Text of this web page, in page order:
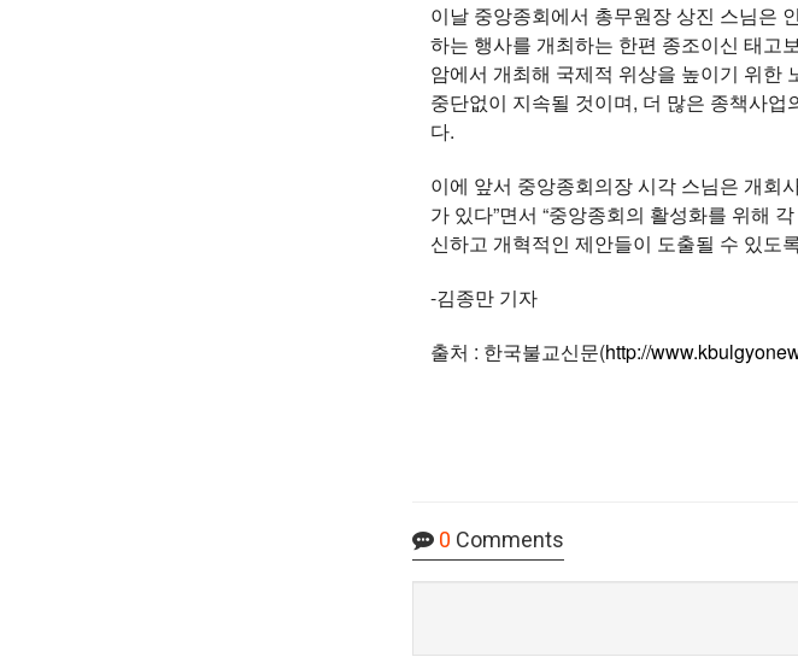
이날 중앙종회에서 총무원장 상진 스님은
하는 행사를 개최하는 한편 종조이신 태고
암에서 개최해 국제적 위상을 높이기 위한
중단없이 지속될 것이며, 더 많은 종책사
다.
이에 앞서 중앙종회의장 시각 스님은 개회
가 있다”면서 “중앙종회의 활성화를 위해
신하고 개혁적인 제안들이 도출될 수 있도
-김종만 기자
출처 : 한국불교신문(http://
0 Comments